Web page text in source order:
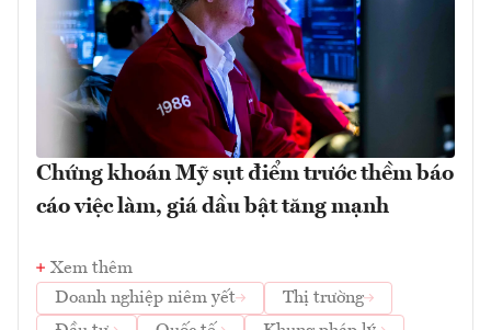
Chứng khoán Mỹ sụt điểm trước thềm báo
cáo việc làm, giá dầu bật tăng mạnh
Xem thêm
Doanh nghiệp niêm yết
Thị trường